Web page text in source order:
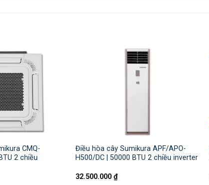
CMQ-
2 chiều
Điều hòa cây Sumikura APF/APO-
H500/DC | 50000 BTU 2 chiều inverter
32.500.000₫